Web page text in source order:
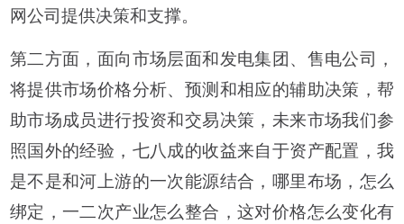
网公司提供决策和支撑。
第二方面，面向市场层面和发电集团、售电公司，
将提供市场价格分析、预测和相应的辅助决策，帮
助市场成员进行投资和交易决策，未来市场我们参
照国外的经验，七八成的收益来自于资产配置，我
是不是和河上游的一次能源结合，哪里布场，怎么
绑定，一二次产业怎么整合，这对价格怎么变化有